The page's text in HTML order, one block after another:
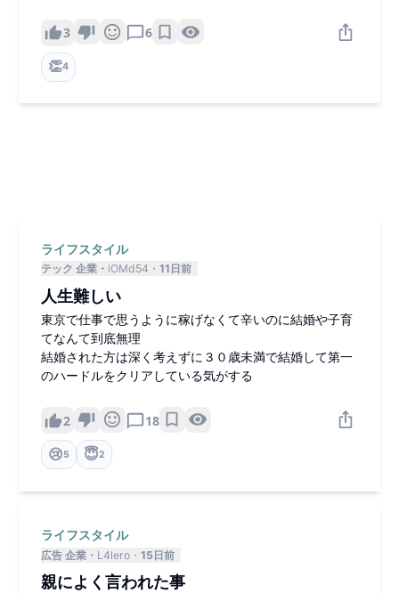
3 6
👏4
ライフスタイル
テック 企業 iOMd54 11日前
人生難しい
東京で仕事で思うように稼げなくて辛いのに結婚や子育
てなんて到底無理
結婚された方は深く考えずに３０歳未満で結婚して第一
のハードルをクリアしている気がする
2 18
😢5 😇2
ライフスタイル
広告 企業 L4lero 15日前
親によく言われた事